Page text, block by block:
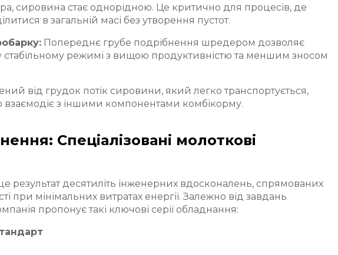
сировина стає однорідною. Це критично для процесів, де
в загальній масі без утворення пустот.
Попереднє грубе подрібнення шредером дозволяє
стабільному режимі з вищою продуктивністю та меншим зносом
від грудок потік сировини, який легко транспортується,
з іншими компонентами комбікорму.
Спеціалізовані молоткові
результат десятиліть інженерних вдосконалень, спрямованих
при мінімальних витратах енергії. Залежно від завдань
пропонує такі ключові серії обладнання: